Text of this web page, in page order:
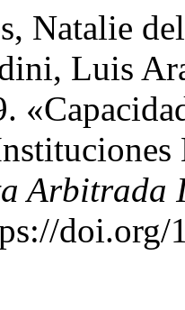
Natalie
Luis